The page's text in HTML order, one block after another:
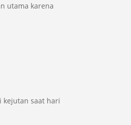
utama karena
kejutan saat hari